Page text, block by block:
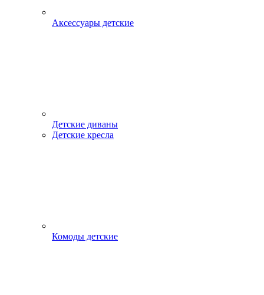
Аксессуары детские
Детские диваны
Детские кресла
Комоды детские